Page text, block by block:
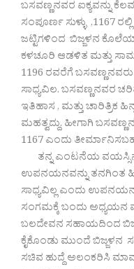
ಬಸವಣ್ಣನವರ ಐಕ್ಯವನ್ನು
ಸಂಪೂರ್ಣ ಸುಳ್ಳು ,1167 ರಲ್ಲಿ
ಜಟ್ಟಿಗಳಿಂದ ಬಿಜ್ಜಳನ
ಕಳಚೂರಿ ಆಡಳಿತ ಮತ್ತು
1196 ರವರೆಗೆ ಬಸವಣ್ಣನವರು
ಸಾಧ್ಯವಿಲ. ಬಸವಣ್ಣನವರ
ಇತಿಹಾಸ , ಮತ್ತು ಚಾರಿತ್ರಿಕ
ಮಹತ್ವದ್ದು. ಹೀಗಾಗಿ
1167 ಎಂದು
ತನ್ನ ಎಂಟನೆಯ
ಉಪನಯನವನ್ನು ತನಗಿಂತ
ಸಾಧ್ಯವಿಲ್ಲ ಎಂದು
ಸಂಗಮಕ್ಕೆ ಬಂದು
ಬಲದೇವನ ಸಹಾಯದಿಂದ
ಕೈಕೊಂಡು ಮುಂದೆ ಬಿಜ್ಜಳನ
ಸಚಿವ ಹುದ್ದೆ ಅಲಂಕರಿಸಿ